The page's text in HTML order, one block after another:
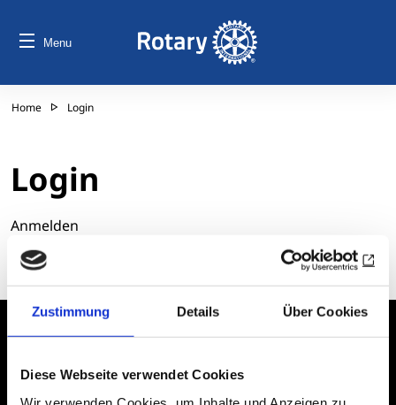
Zustimmung Details Über Cookies
Diese Webseite verwendet Cookies
Menu
Home Login
Login
Anmelden
Declaration of
Imprint